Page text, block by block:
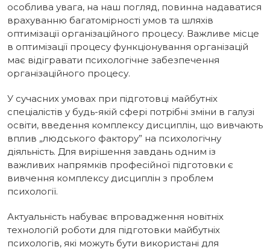
особлива увага, на наш погляд, повинна надаватися
врахуванню багатомірності умов та шляхів
оптимізації організаційного процесу. Важливе місце
в оптимізації процесу функціонування організацій
має відігравати психологічне забезпечення
організаційного процесу.
У сучасних умовах при підготовці майбутніх
спеціалістів у будь-якій сфері потрібні зміни в галузі
освіти, введення комплексу дисциплін, що вивчають
вплив „людського фактору” на психологічну
діяльність. Для вирішення завдань одним із
важливих напрямків професійної підготовки є
вивчення комплексу дисциплін з проблем
психології.
Актуальність набуває впровадження новітніх
технологій роботи для підготовки майбутніх
психологів, які можуть бути використані для